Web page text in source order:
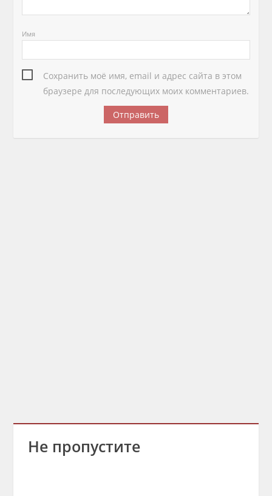
Имя
Сохранить моё имя, email и адрес сайта в этом
браузере для последующих моих комментариев.
Не пропустите